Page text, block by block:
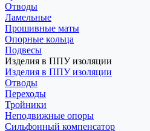
Отводы
Ламельные
Прошивные маты
Опорные кольца
Подвесы
Изделия в ППУ изоляции
Изделия в ППУ изоляции
Отводы
Переходы
Тройники
Неподвижные опоры
Cильфонный компенсатор